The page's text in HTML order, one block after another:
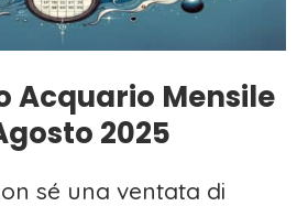
Acquario Mensile
2025
sé una ventata di